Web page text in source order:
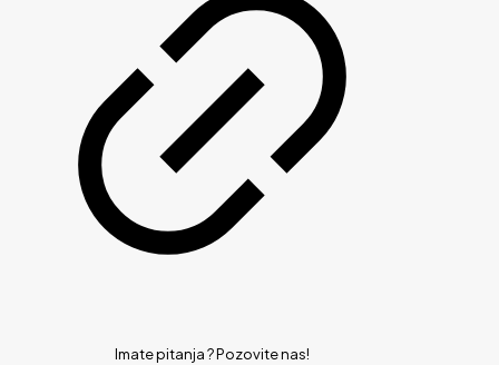
Imate pitanja ?Pozovite nas!